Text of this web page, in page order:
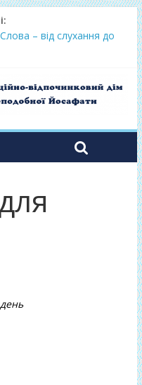
– від слухання до